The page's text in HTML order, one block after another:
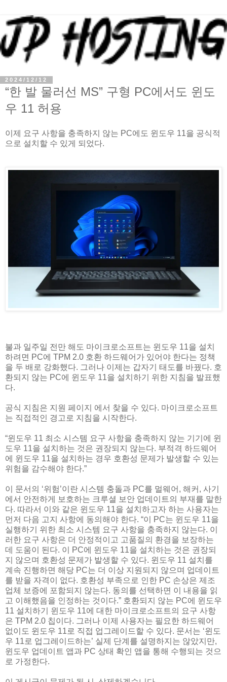
2024/12/12
“한 발 물러선 MS” 구형 PC에서도 윈도
우 11 허용
이제 요구 사항을 충족하지 않는 PC에도 윈도우 11을 공식적
으로 설치할 수 있게 되었다.
불과 일주일 전만 해도 마이크로소프트는 윈도우 11을 설치
하려면 PC에 TPM 2.0 호환 하드웨어가 있어야 한다는 정책
을 두 배로 강화했다. 그러나 이제는 갑자기 태도를 바꿨다. 호
환되지 않는 PC에 윈도우 11을 설치하기 위한 지침을 발표했
다.
공식 지침은 지원 페이지 에서 찾을 수 있다. 마이크로소프트
는 직접적인 경고로 지침을 시작한다.
“윈도우 11 최소 시스템 요구 사항을 충족하지 않는 기기에 윈
도우 11을 설치하는 것은 권장되지 않는다. 부적격 하드웨어
에 윈도우 11을 설치하는 경우 호환성 문제가 발생할 수 있는
위험을 감수해야 한다.”
이 문서의 ‘위험’이란 시스템 충돌과 PC를 멀웨어, 해커, 사기
에서 안전하게 보호하는 크루셜 보안 업데이트의 부재를 말한
다. 따라서 이와 같은 윈도우 11을 설치하고자 하는 사용자는
먼저 다음 고지 사항에 동의해야 한다. “이 PC는 윈도우 11을
실행하기 위한 최소 시스템 요구 사항을 충족하지 않는다. 이
러한 요구 사항은 더 안정적이고 고품질의 환경을 보장하는
데 도움이 된다. 이 PC에 윈도우 11을 설치하는 것은 권장되
지 않으며 호환성 문제가 발생할 수 있다. 윈도우 11 설치를
계속 진행하면 해당 PC는 더 이상 지원되지 않으며 업데이트
를 받을 자격이 없다. 호환성 부족으로 인한 PC 손상은 제조
업체 보증에 포함되지 않는다. 동의를 선택하면 이 내용을 읽
고 이해했음을 인정하는 것이다.” 호환되지 않는 PC에 윈도우
11 설치하기 윈도우 11에 대한 마이크로소프트의 요구 사항
은 TPM 2.0 칩이다. 그러나 이제 사용자는 필요한 하드웨어
없이도 윈도우 11로 직접 업그레이드할 수 있다. 문서는 ‘윈도
우 11로 업그레이드하는’ 실제 단계를 설명하지는 않았지만,
윈도우 업데이트 앱과 PC 상태 확인 앱을 통해 수행되는 것으
로 가정한다.